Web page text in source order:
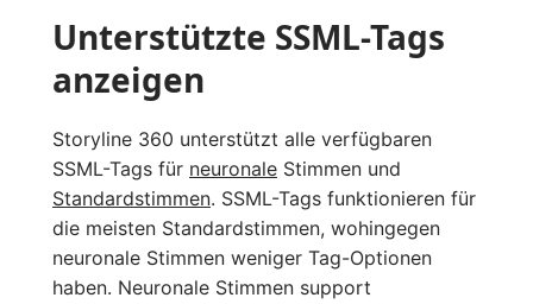
Unterstützte SSML-Tags
anzeigen
Storyline 360 unterstützt alle verfügbaren
SSML-Tags für neuronale Stimmen und
Standardstimmen. SSML-Tags funktionieren für
die meisten Standardstimmen, wohingegen
neuronale Stimmen weniger Tag-Optionen
haben. Neuronale Stimmen support